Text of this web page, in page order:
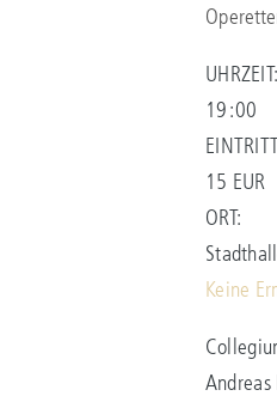
UHRZEIT:
19:00
15 EUR
ORT:
Keine
Andreas